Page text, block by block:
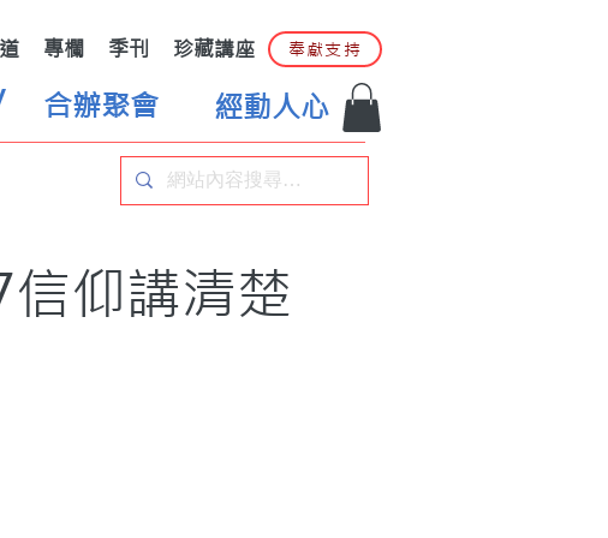
專欄 季刊 珍藏講座 奉獻支持
合辦聚會 經動人心
仰講清楚